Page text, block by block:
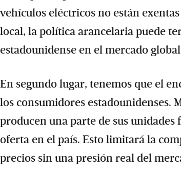
vehículos eléctricos no están
local, la política arancelaria puede
estadounidense en el mercado
En segundo lugar, tenemos que el
los consumidores estadounidenses.
producen una parte de sus unidades
oferta en el país. Esto limitará la
precios sin una presión real del